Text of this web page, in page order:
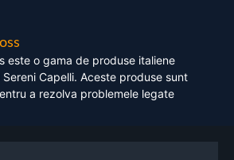
este o gama de produse italiene
Capelli. Aceste produse sunt
a rezolva problemele legate